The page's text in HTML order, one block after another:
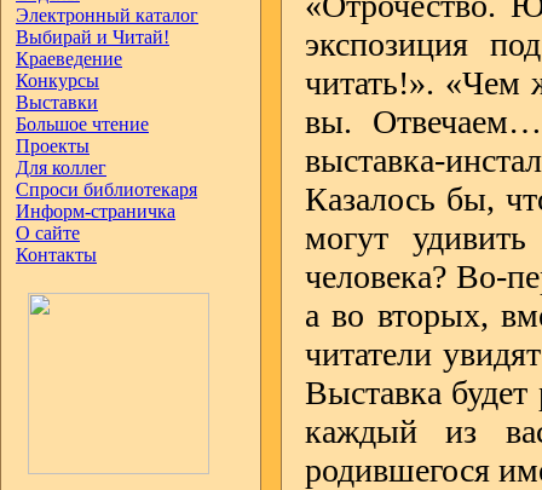
Электронный каталог
Выбирай и Читай!
Краеведение
Конкурсы
Выставки
Большое чтение
Проекты
Для коллег
Спроси библиотекаря
Информ-страничка
О сайте
Контакты
экспозиция
читать!». «Чем
вы. Отвечаем…
выставка-
Казалось бы,
могут
человека? Во-
а во вторых,
читатели
Выставка будет
каждый из
родившегося